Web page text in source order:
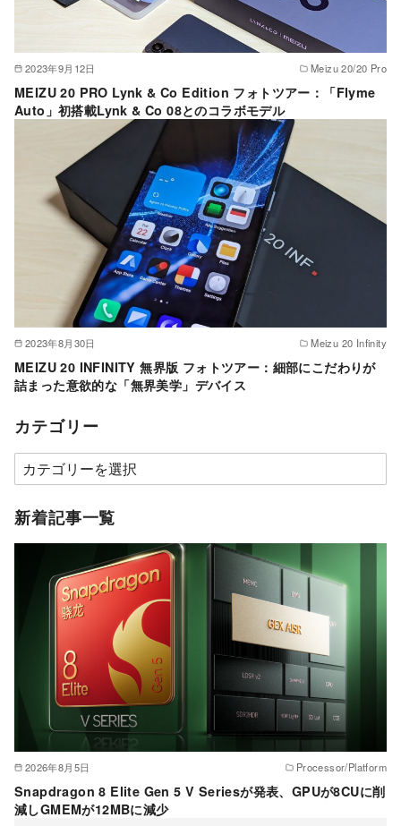
2023年9月12日 Meizu 20/20 Pro
MEIZU 20 PRO Lynk & Co Edition フォトツアー：「Flyme
Auto」初搭載Lynk & Co 08とのコラボモデル
2023年8月30日 Meizu 20 Infinity
MEIZU 20 INFINITY 無界版 フォトツアー：細部にこだわりが
詰まった意欲的な「無界美学」デバイス
カテゴリー
カ
テ
ゴ
新着記事一覧
2026年8月5日 Processor/Platform
Snapdragon 8 Elite Gen 5 V Seriesが発表、GPUが8CUに削
減しGMEMが12MBに減少